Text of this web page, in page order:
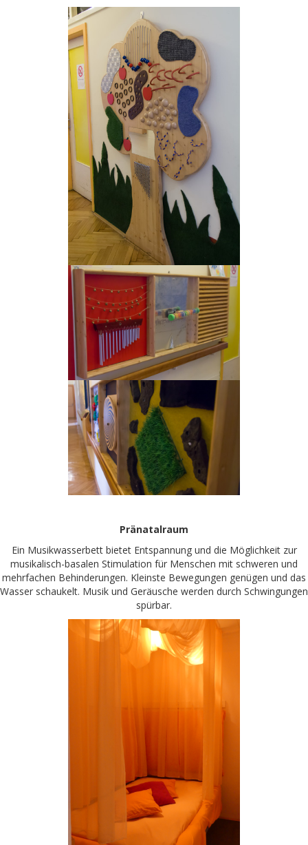
Pränatalraum
Ein Musikwasserbett bietet Entspannung und die Möglichkeit zur
musikalisch-basalen Stimulation für Menschen mit schweren und
mehrfachen Behinderungen. Kleinste Bewegungen genügen und das
Wasser schaukelt. Musik und Geräusche werden durch Schwingungen
spürbar.